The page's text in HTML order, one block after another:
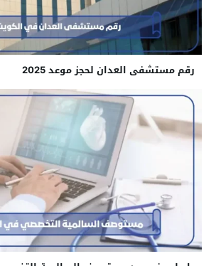
رقم مستشفى العدان لحجز موعد 2025